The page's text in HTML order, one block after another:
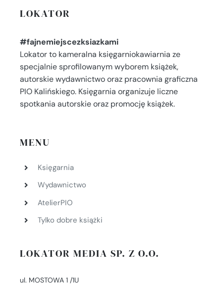
LOKATOR
#fajnemiejscezksiazkami
Lokator to kameralna księgarniokawiarnia ze
specjalnie sprofilowanym wyborem książek,
autorskie wydawnictwo oraz pracownia graficzna
PIO Kalińskiego. Księgarnia organizuje liczne
spotkania autorskie oraz promocję książek.
MENU
Księgarnia
Wydawnictwo
AtelierPIO
Tylko dobre książki
LOKATOR MEDIA SP. Z O.O.
ul. MOSTOWA 1 /1U